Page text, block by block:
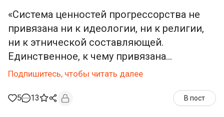
«Система ценностей прогрессорства не
привязана ни к идеологии, ни к религии,
ни к этнической составляющей.
Единственное, к чему привязана...
Подпишитесь, чтобы читать далее
5 13 В пост